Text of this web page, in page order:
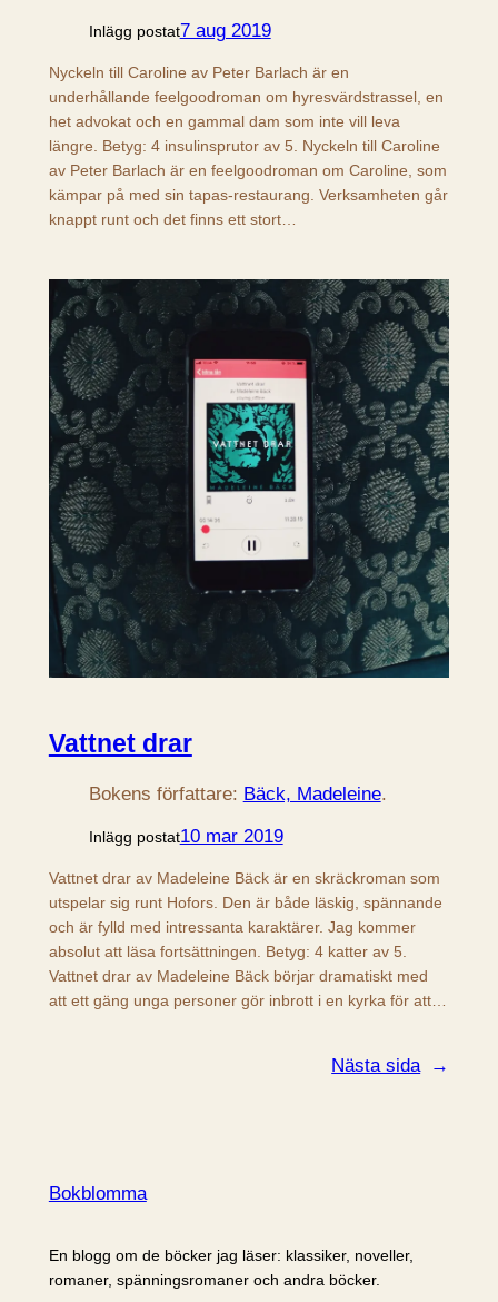
Inlägg postat7 aug 2019
Nyckeln till Caroline av Peter Barlach är en
underhållande feelgoodroman om hyresvärdstrassel, en
het advokat och en gammal dam som inte vill leva
längre. Betyg: 4 insulinsprutor av 5. Nyckeln till Caroline
av Peter Barlach är en feelgoodroman om Caroline, som
kämpar på med sin tapas-restaurang. Verksamheten går
knappt runt och det finns ett stort…
Vattnet drar
Bokens författare: Bäck, Madeleine.
Inlägg postat10 mar 2019
Vattnet drar av Madeleine Bäck är en skräckroman som
utspelar sig runt Hofors. Den är både läskig, spännande
och är fylld med intressanta karaktärer. Jag kommer
absolut att läsa fortsättningen. Betyg: 4 katter av 5.
Vattnet drar av Madeleine Bäck börjar dramatiskt med
att ett gäng unga personer gör inbrott i en kyrka för att…
Nästa sida →
Bokblomma
En blogg om de böcker jag läser: klassiker, noveller,
romaner, spänningsromaner och andra böcker.